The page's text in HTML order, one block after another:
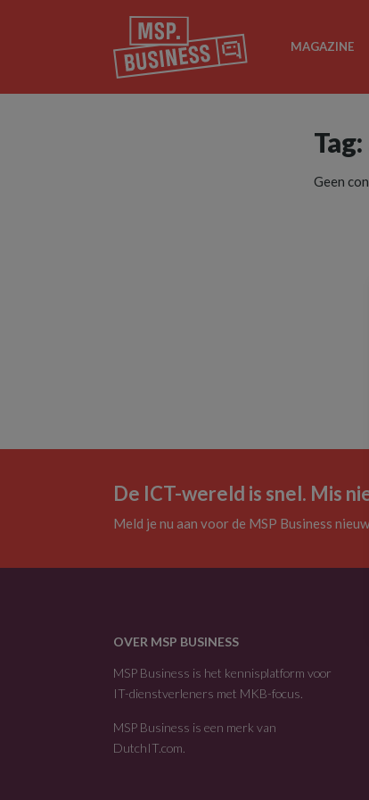
MAGAZINE
Geen
De ICT-wereld is snel. Mis
Meld je nu aan voor de MSP Business
OVER MSP BUSINESS
MSP Business is het kennisplatform voor
IT-dienstverleners met MKB-focus.
MSP Business is een merk van
DutchIT.com